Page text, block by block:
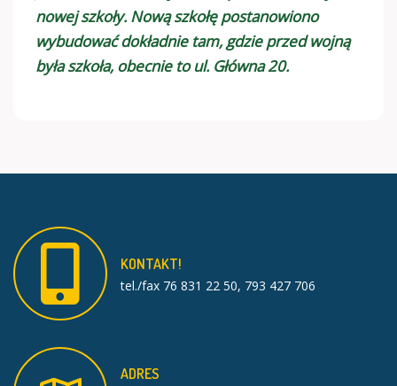
nowej szkoły. Nową szkołę postanowiono
wybudować dokładnie tam, gdzie przed wojną
była szkoła, obecnie to ul. Główna 20.
KONTAKT!
tel./fax 76 831 22 50, 793 427 706
ADRES